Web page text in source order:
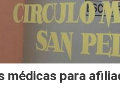
médicas para